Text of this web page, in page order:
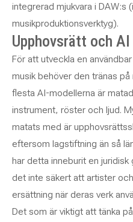
integrerad mjukvara i DAW:s
musikproduktionsverktyg).
Upphovsrätt och AI
För att utveckla en
musik behöver den tränas
flesta AI-modellerna är
instrument, röster och ljud.
matats med är
eftersom lagstiftning än så
har detta inneburit en
det inte säkert att artister
ersättning när deras verk
Det som är viktigt att tänka